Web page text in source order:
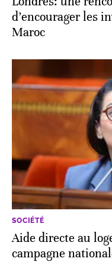
d’encourager les
Maroc
SOCIÉTÉ
Aide directe au
campagne